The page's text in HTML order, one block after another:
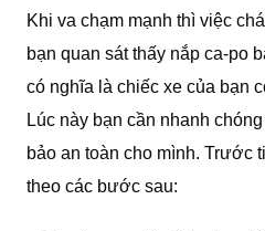
Khi va chạm mạnh thì việc
bạn quan sát thấy nắp ca-po
có nghĩa là chiếc xe của bạn
Lúc này bạn cần nhanh
bảo an toàn cho mình. Trước
theo các bước sau: